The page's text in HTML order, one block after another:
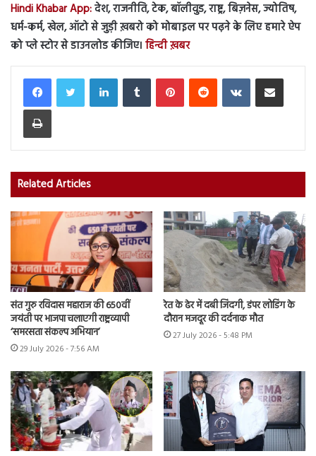
Hindi Khabar App:देश, राजनीति, टेक, बॉलीवुड, राष्ट्र, बिज़नेस, ज्योतिष,
धर्म-कर्म, खेल, ऑटो से जुड़ी ख़बरो को मोबाइल पर पढ़ने के लिए हमारे ऐप
को प्ले स्टोर से डाउनलोड कीजिए। हिन्दी ख़बर
LinkedInTumblr PinterestReddit VKontakteShare via Email
Print
Related Articles
संत गुरु रविदास महाराज की 650वीं
जयंती पर भाजपा चलाएगी राष्ट्रव्यापी
‘समरसता संकल्प अभियान’
29 July 2026 - 7:56 AM
रेत के ढेर में दबी जिंदगी, डंपर लोडिंग के
दौरान मजदूर की दर्दनाक मौत
27 July 2026 - 5:48 PM